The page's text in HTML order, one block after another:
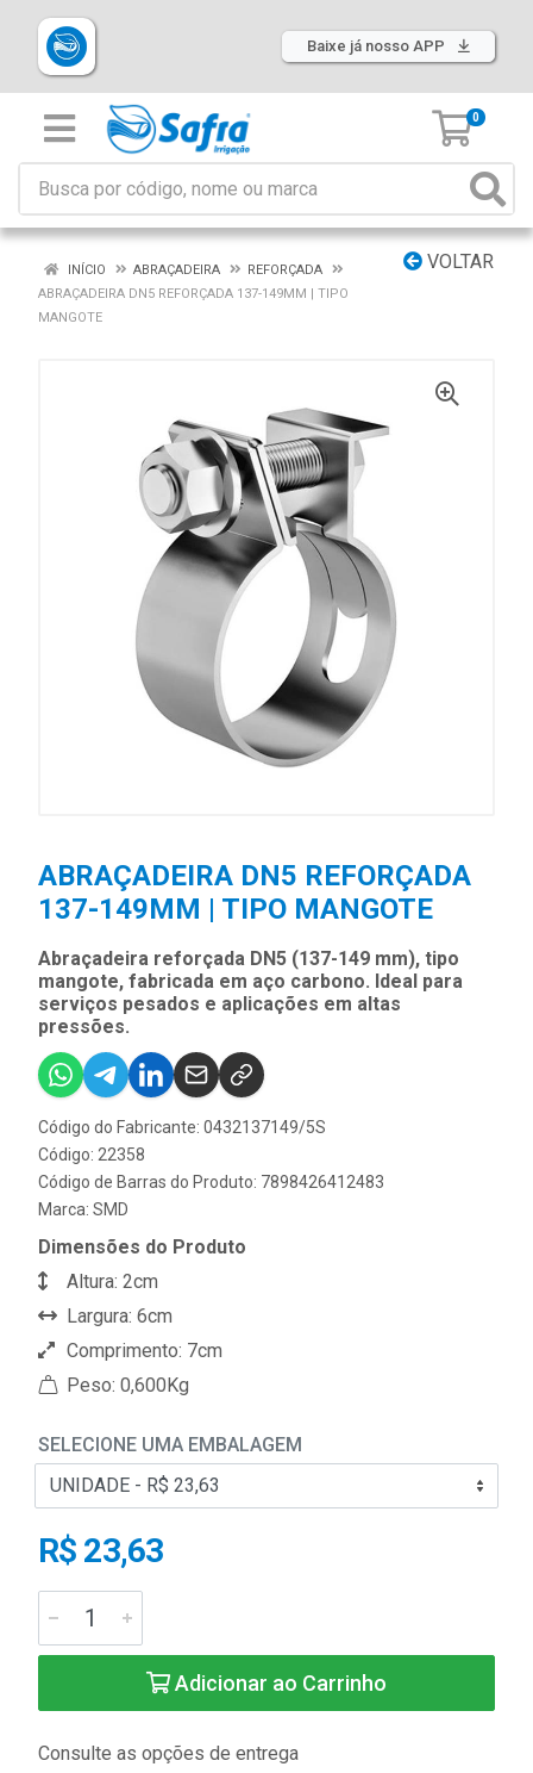
Baixe já nosso APP
0
VOLTAR
INÍCIO ABRAÇADEIRA
REFORÇADA
ABRAÇADEIRA DN5 REFORÇADA 137-149MM | TIPO
MANGOTE
ABRAÇADEIRA DN5 REFORÇADA
137-149MM | TIPO MANGOTE
Abraçadeira reforçada DN5 (137-149 mm), tipo
mangote, fabricada em aço carbono. Ideal para
serviços pesados e aplicações em altas
pressões.
Código do Fabricante: 0432137149/5S
Código: 22358
Código de Barras do Produto: 7898426412483
Marca: SMD
Dimensões do Produto
Altura: 2cm
Largura: 6cm
Comprimento: 7cm
Peso: 0,600Kg
SELECIONE UMA EMBALAGEM
R$ 23,63
Adicionar ao Carrinho
Consulte as opções de entrega